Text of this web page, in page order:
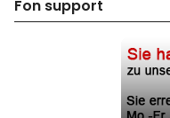
Fon support